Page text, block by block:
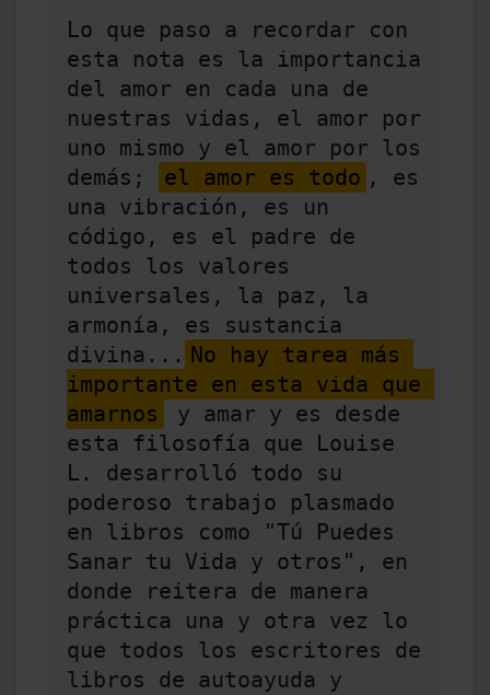
Lo que paso a recordar con
esta nota es la importancia
del amor en cada una de
nuestras vidas, el amor por
uno mismo y el amor por los
demás;
el amor es todo , es
una vibración, es un
código, es el padre de
todos los valores
universales, la paz, la
armonía, es sustancia
divina... No hay tarea más
importante en esta vida que
amarnos
y amar y es desde
esta filosofía que Louise
L. desarrolló todo su
poderoso trabajo plasmado
en libros como "Tú Puedes
Sanar tu Vida y otros", en
donde reitera de manera
práctica una y otra vez lo
que todos los escritores de
libros de autoayuda y